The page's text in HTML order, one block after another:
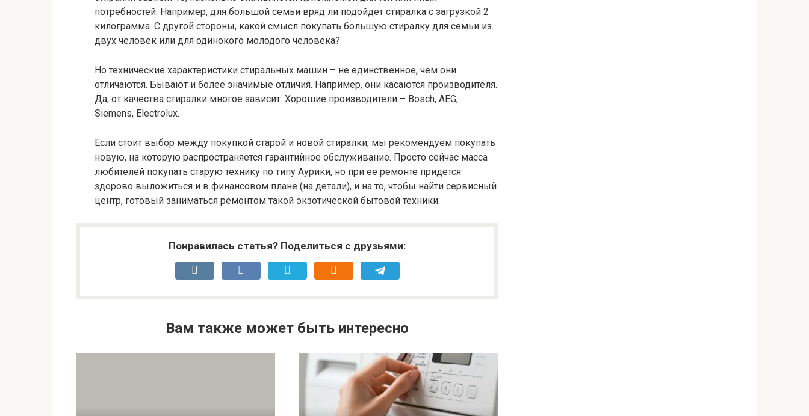
потребностей. Например, для большой семьи вряд ли подойдет стиралка с загрузкой 2
килограмма. С другой стороны, какой смысл покупать большую стиралку для семьи из
двух человек или для одинокого молодого человека?
Но технические характеристики стиральных машин – не единственное, чем они
отличаются. Бывают и более значимые отличия. Например, они касаются производителя.
Да, от качества стиралки многое зависит. Хорошие производители – Bosch, AEG,
Siemens, Electrolux.
Если стоит выбор между покупкой старой и новой стиралки, мы рекомендуем покупать
новую, на которую распространяется гарантийное обслуживание. Просто сейчас масса
любителей покупать старую технику по типу Аурики, но при ее ремонте придется
здорово выложиться и в финансовом плане (на детали), и на то, чтобы найти сервисный
центр, готовый заниматься ремонтом такой экзотической бытовой техники.
Понравилась статья? Поделиться с друзьями:
Вам также может быть интересно